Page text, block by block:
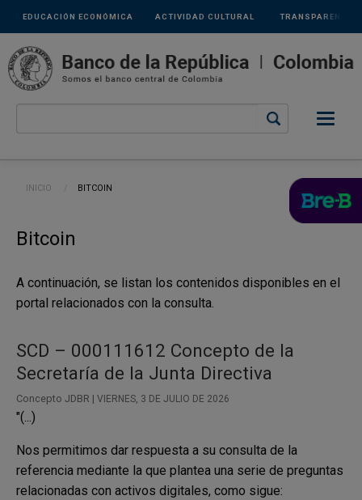
Pasar al contenido principal
Links
secundarios
ACTIVIDAD CULTURAL
EDUCACIÓN ECONÓMICA TRANSPARENCIA
Ruta de navegación
INICIO CURRENT:
BITCOIN
Bitcoin
A continuación, se listan los contenidos disponibles en el
portal relacionados con la consulta.
SCD – 000111612 Concepto de la
Secretaría de la Junta Directiva
Concepto JDBR | VIERNES, 3 DE JULIO DE 2026
"(...)
Nos permitimos dar respuesta a su consulta de la
referencia mediante la que plantea una serie de preguntas
relacionadas con activos digitales, como sigue: